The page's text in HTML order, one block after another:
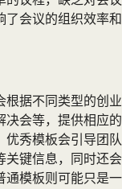
了会议的组织效率和
根据不同类型的创业
决会等，提供相应的
优秀模板会引导团队
关键信息，同时还会
通模板则可能只是一